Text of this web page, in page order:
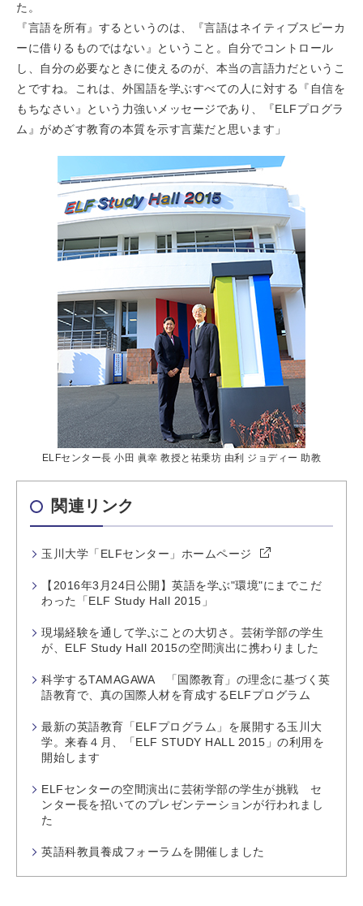
た。
『言語を所有』するというのは、『言語はネイティブスピーカ
ーに借りるものではない』ということ。自分でコントロール
し、自分の必要なときに使えるのが、本当の言語力だというこ
とですね。これは、外国語を学ぶすべての人に対する『自信を
もちなさい』という力強いメッセージであり、『ELFプログラ
ム』がめざす教育の本質を示す言葉だと思います」
ELFセンター長 小田 眞幸 教授と祐乗坊 由利 ジョディー 助教
関連リンク
玉川大学「ELFセンター」ホームページ
【2016年3月24日公開】英語を学ぶ"環境"にまでこだ
わった「ELF Study Hall 2015」
現場経験を通して学ぶことの大切さ。芸術学部の学生
が、ELF Study Hall 2015の空間演出に携わりました
科学するTAMAGAWA 「国際教育」の理念に基づく英
語教育で、真の国際人材を育成するELFプログラム
最新の英語教育「ELFプログラム」を展開する玉川大
学。来春４月、「ELF STUDY HALL 2015」の利用を
開始します
ELFセンターの空間演出に芸術学部の学生が挑戦 セ
ンター長を招いてのプレゼンテーションが行われまし
た
英語科教員養成フォーラムを開催しました